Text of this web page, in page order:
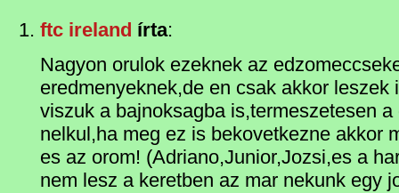
ftc ireland írta:
Nagyon orulok ezeknek az
eredmenyeknek,de en csak akkor leszek
viszuk a bajnoksagba is,termeszetesen
nelkul,ha meg ez is bekovetkezne akkor
es az orom! (Adriano,Junior,Jozsi,es a
nem lesz a keretben az mar nekunk egy